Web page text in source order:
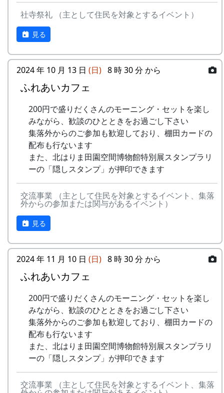
社寺祭礼 （主として住民を対象とするイベント）
見る
2024 年 10 月 13 日 (日) 8 時 30 分 から
ふれあいカフェ
200円で盛りだくさんのモーニング・セットを楽し
みながら、歓談のひとときをお過ごし下さい
集落外からのご参加も歓迎しており、棚田カードの
配布も行ないます
また、北はりま田園空間博物館特別展スタンプラリ
ーの「隠しスタンプ」が押印できます
交流事業 （主として住民を対象とするイベント、集落
外からの参加または関与があるイベント）
見る
2024 年 11 月 10 日 (日) 8 時 30 分 から
ふれあいカフェ
200円で盛りだくさんのモーニング・セットを楽し
みながら、歓談のひとときをお過ごし下さい
集落外からのご参加も歓迎しており、棚田カードの
配布も行ないます
また、北はりま田園空間博物館特別展スタンプラリ
ーの「隠しスタンプ」が押印できます
交流事業 （主として住民を対象とするイベント、集落